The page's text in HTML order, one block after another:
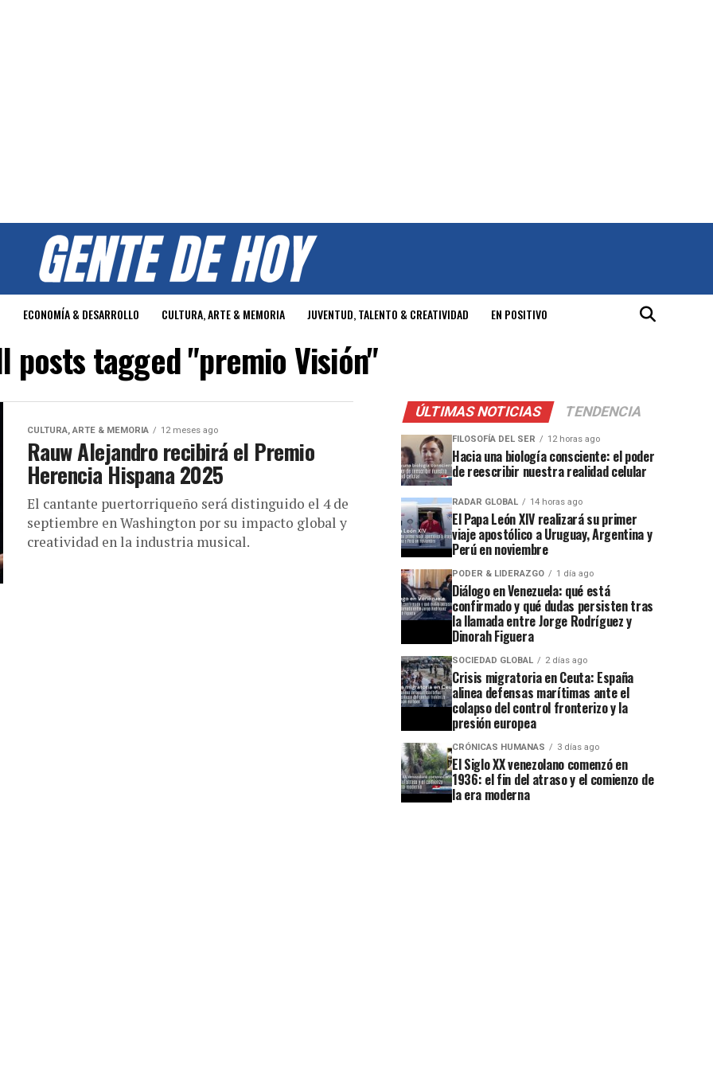
ECONOMÍA & DESARROLLO CULTURA, ARTE & MEMORIA JUVENTUD, TALENTO & CREATIVIDAD EN POSITIVO
posts tagged "premio Visión"
CULTURA, ARTE & MEMORIA 12 meses ago
Rauw Alejandro recibirá el Premio
Herencia Hispana 2025
El cantante puertorriqueño será distinguido el 4 de
septiembre en Washington por su impacto global y
creatividad en la industria musical.
ÚLTIMAS NOTICIAS TENDENCIA
FILOSOFÍA DEL SER 12 horas ago
Hacia una biología consciente: el poder
de reescribir nuestra realidad celular
RADAR GLOBAL 14 horas ago
El Papa León XIV realizará su primer
viaje apostólico a Uruguay, Argentina y
Perú en noviembre
PODER & LIDERAZGO 1 día ago
Diálogo en Venezuela: qué está
confirmado y qué dudas persisten tras
la llamada entre Jorge Rodríguez y
Dinorah Figuera
SOCIEDAD GLOBAL 2 días ago
Crisis migratoria en Ceuta: España
alinea defensas marítimas ante el
colapso del control fronterizo y la
presión europea
CRÓNICAS HUMANAS 3 días ago
El Siglo XX venezolano comenzó en
1936: el fin del atraso y el comienzo de
la era moderna